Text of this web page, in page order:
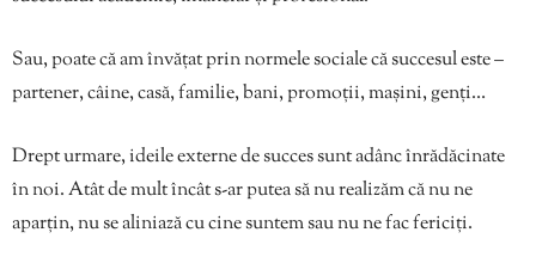
Sau, poate că am învățat prin normele sociale că succesul este –
partener, câine, casă, familie, bani, promoții, mașini, genți…
Drept urmare, ideile externe de succes sunt adânc înrădăcinate
în noi. Atât de mult încât s-ar putea să nu realizăm că nu ne
aparțin, nu se aliniază cu cine suntem sau nu ne fac fericiți.